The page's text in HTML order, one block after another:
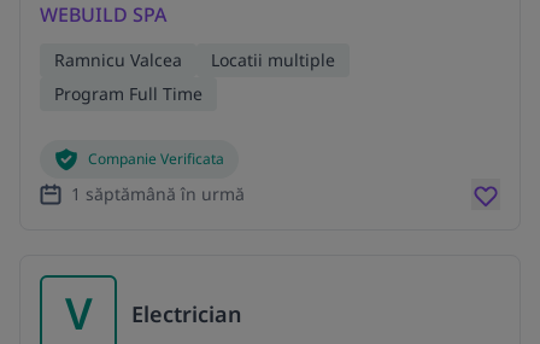
WEBUILD SPA
Ramnicu Valcea
Locatii multiple
Program Full Time
Companie Verificata
1 săptămână în urmă
V Electrician